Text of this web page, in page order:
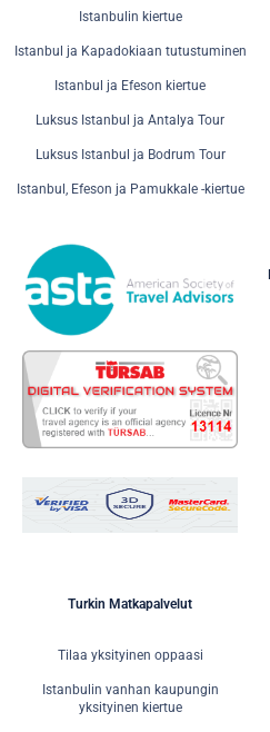
Istanbulin kiertue
Istanbul ja Kapadokiaan tutustuminen
Istanbul ja Efeson kiertue
Luksus Istanbul ja Antalya Tour
Luksus Istanbul ja Bodrum Tour
Istanbul, Efeson ja Pamukkale -kiertue
Turkin Matkapalvelut
Tilaa yksityinen oppaasi
Istanbulin vanhan kaupungin
yksityinen kiertue